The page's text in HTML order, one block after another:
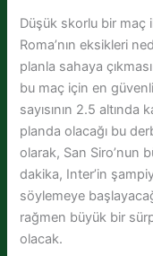
Düşük skorlu bir maç
Roma’nın eksikleri
planla sahaya
bu maç için en
sayısının 2.5
planda olacağı bu
olarak, San Siro’nun
dakika, Inter’in
söylemeye
rağmen büyük bir
olacak.